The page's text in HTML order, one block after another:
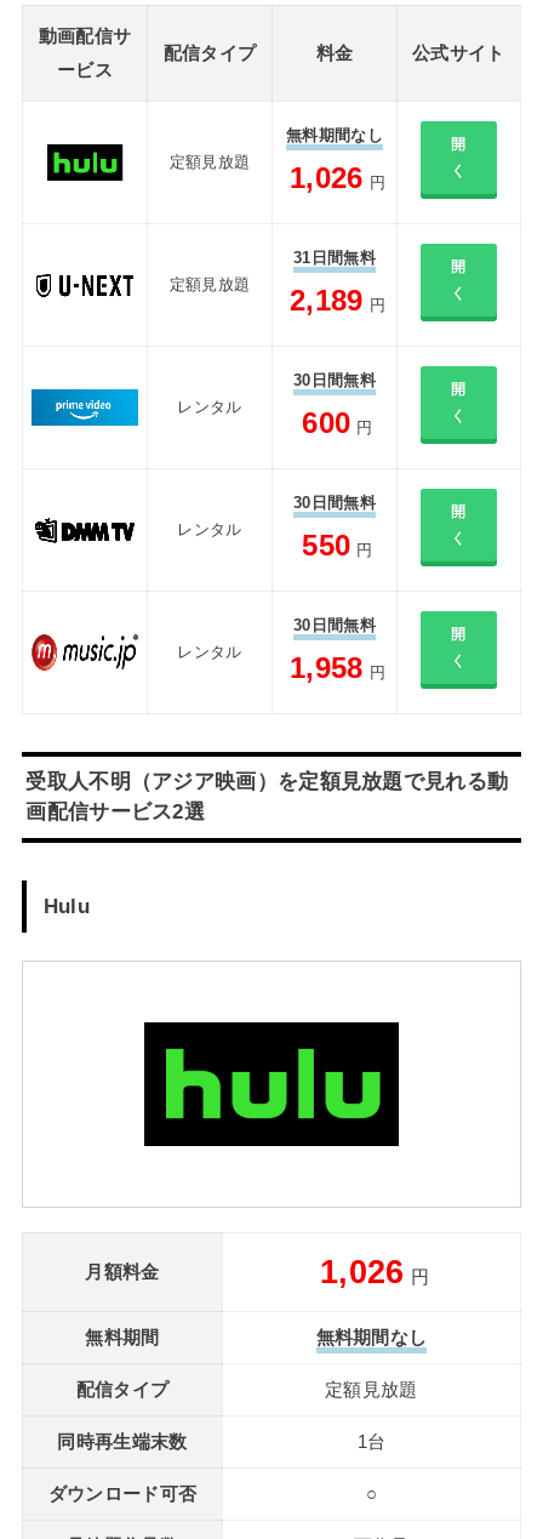
動画配信サ
ービス
配信タイプ 料金 公式サイト
定額見放題
無料期間なし
1,026 円
開
く
定額見放題
31日間無料
2,189 円
開
く
レンタル
30日間無料
600 円
開
く
レンタル
30日間無料
550 円
開
く
レンタル
30日間無料
1,958 円
開
く
受取人不明（アジア映画）を定額見放題で見れる動
画配信サービス2選
Hulu
月額料金 1,026 円
無料期間 無料期間なし
配信タイプ 定額見放題
同時再生端末数 1台
ダウンロード可否 ○